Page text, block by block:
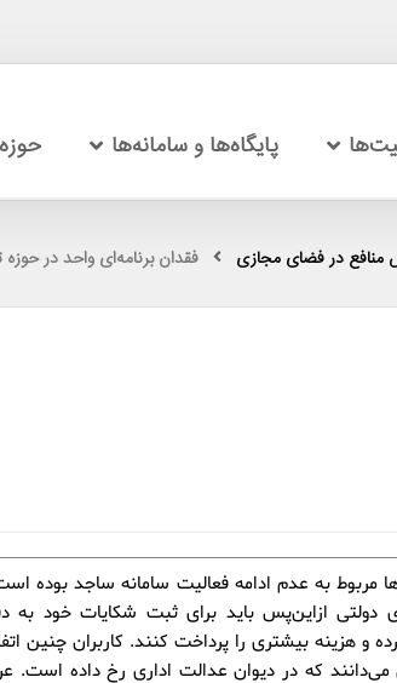
پایگاه‌ها و سامانه‌ها
منافع در فضای مجازی فقدان برنامه‌ای واحد در
مربوط به عدم ادامه فعالیت سامانه ساجد بوده
دولتی ازاین‌پس باید برای ثبت شکایات خود به
و هزینه بیشتری را پرداخت کنند. کاربران چنین
می‌دانند که در دیوان عدالت اداری رخ داده است.